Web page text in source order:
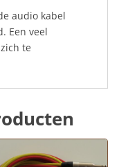
audio kabel
Een veel
te